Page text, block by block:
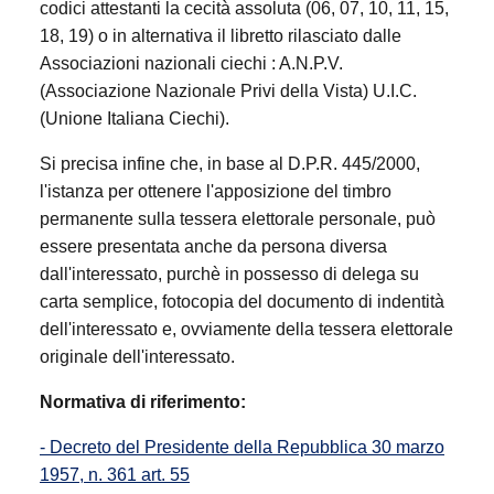
codici attestanti la cecità assoluta (06, 07, 10, 11, 15,
18, 19) o in alternativa il libretto rilasciato dalle
Associazioni nazionali ciechi : A.N.P.V.
(Associazione Nazionale Privi della Vista) U.I.C.
(Unione Italiana Ciechi).
Si precisa infine che, in base al D.P.R. 445/2000,
l'istanza per ottenere l'apposizione del timbro
permanente sulla tessera elettorale personale, può
essere presentata anche da persona diversa
dall'interessato, purchè in possesso di delega su
carta semplice, fotocopia del documento di indentità
dell'interessato e, ovviamente della tessera elettorale
originale dell'interessato.
Normativa di riferimento:
- Decreto del Presidente della Repubblica 30 marzo
1957, n. 361 art. 55